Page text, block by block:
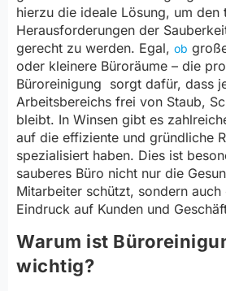
hierzu die ideale Lösung, um den
Herausforderungen der
gerecht zu werden. Egal, ob
oder kleinere Büroräume – die
Büroreinigung sorgt dafür, dass
Arbeitsbereichs frei von Staub,
bleibt. In Winsen gibt es
auf die effiziente und gründliche
spezialisiert haben. Dies ist
sauberes Büro nicht nur die
Mitarbeiter schützt, sondern auch
Eindruck auf Kunden und
Warum ist
wichtig?